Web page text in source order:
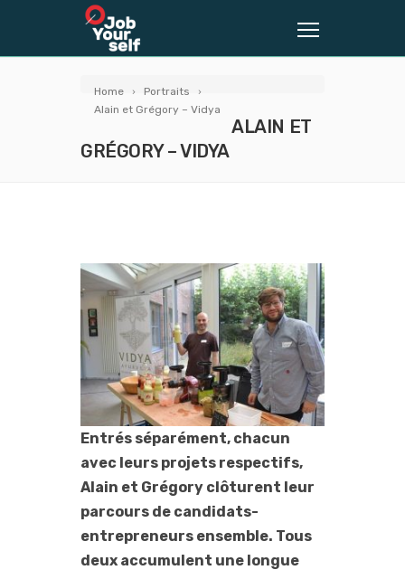
Home
Portraits
Alain et Grégory – Vidya
ALAIN ET
GRÉGORY – VIDYA
Entrés séparément, chacun
avec leurs projets respectifs,
Alain et Grégory clôturent leur
parcours de candidats-
entrepreneurs ensemble. Tous
deux accumulent une longue